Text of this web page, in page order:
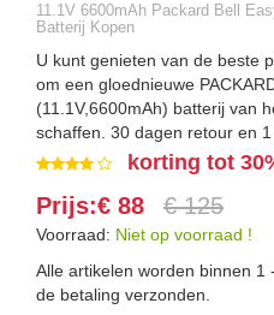
11.1V 6600mAh Packard Bell
Batterij Kopen
U kunt genieten van de beste
om een gloednieuwe
(11.1V,6600mAh) batterij van
schaffen. 30 dagen retour en 1
korting tot
Prijs:€ 88 € 125
Voorraad: Niet op voorraad !
Alle artikelen worden binnen
de betaling verzonden.